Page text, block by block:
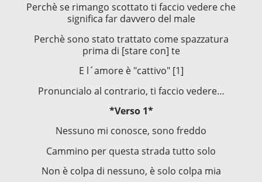
Perchè se rimango scottato ti faccio vedere che
significa far davvero del male
Perchè sono stato trattato come spazzatura
prima di [stare con] te
E l´amore è "cattivo" [1]
Pronuncialo al contrario, ti faccio vedere…
*Verso 1*
Nessuno mi conosce, sono freddo
Cammino per questa strada tutto solo
Non è colpa di nessuno, è solo colpa mia